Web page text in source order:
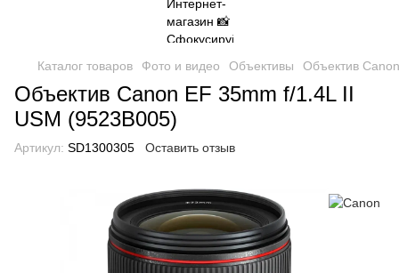
Каталог товаров Фото и видео Объективы Объектив
Объектив Canon EF 35mm f/1.4L II
USM (9523B005)
Артикул: SD1300305 Оставить отзыв